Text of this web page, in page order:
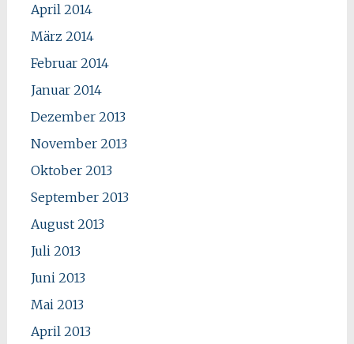
April 2014
März 2014
Februar 2014
Januar 2014
Dezember 2013
November 2013
Oktober 2013
September 2013
August 2013
Juli 2013
Juni 2013
Mai 2013
April 2013